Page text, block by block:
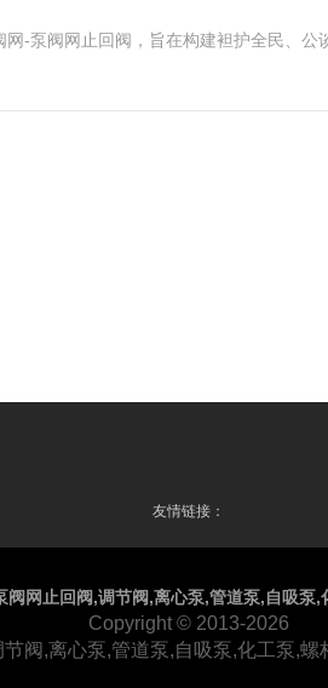
-泵阀网止回阀，旨在构建袒护全民、
友情链接：
阀网止回阀,调节阀,离心泵,管道泵,自吸泵,
Copyright © 2013-2026
阀,离心泵,管道泵,自吸泵,化工泵,